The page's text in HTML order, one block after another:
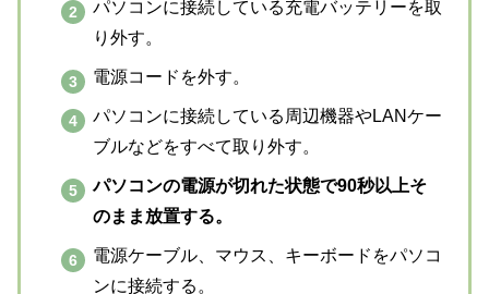
パソコンに接続している充電バッテリーを取
り外す。
電源コードを外す。
パソコンに接続している周辺機器やLANケー
ブルなどをすべて取り外す。
パソコンの電源が切れた状態で90秒以上そ
のまま放置する。
電源ケーブル、マウス、キーボードをパソコ
ンに接続する。